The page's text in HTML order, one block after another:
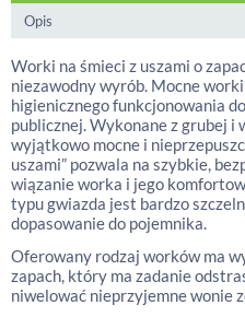
Opis
Worki na śmieci z uszami o
niezawodny wyrób. Mocne
higienicznego funkcjonowania
publicznej. Wykonane z grubej i
wyjątkowo mocne i
uszami” pozwala na szybkie,
wiązanie worka i jego
typu gwiazda jest bardzo
dopasowanie do pojemnika.
Oferowany rodzaj worków ma
zapach, który ma zadanie
niwelować nieprzyjemne wonie